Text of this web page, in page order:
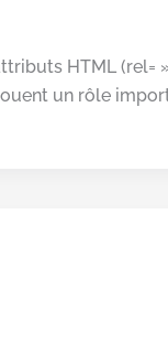
HTML (rel=
un rôle